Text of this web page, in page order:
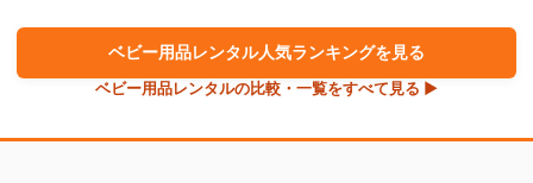
ベビー用品レンタル人気ランキングを見る
ベビー用品レンタルの比較・一覧をすべて見る ▶